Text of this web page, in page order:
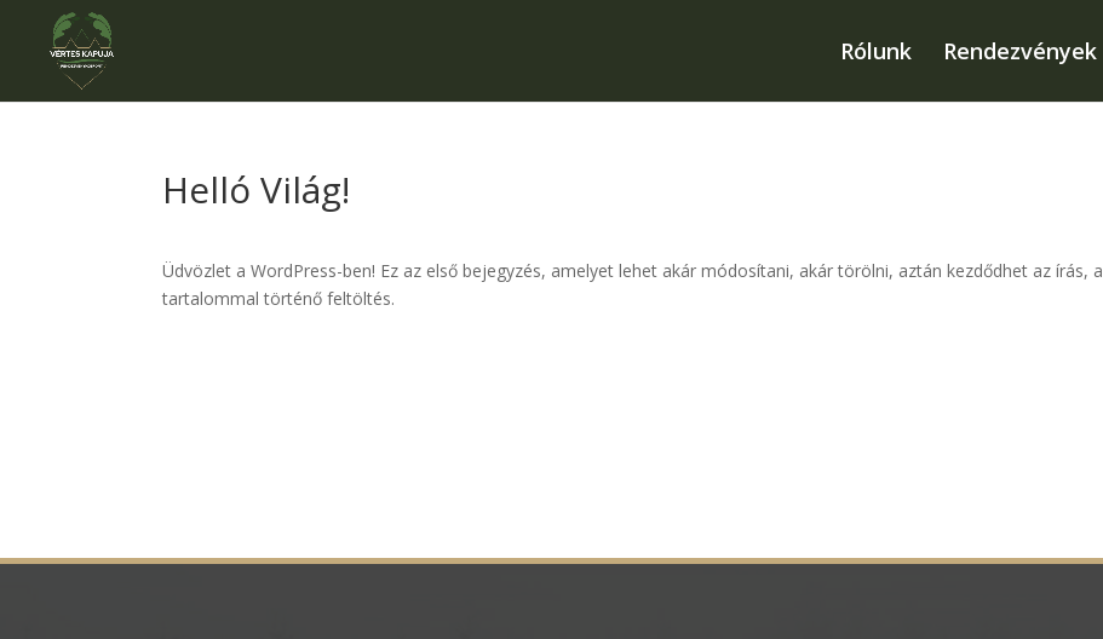
Rólunk Rendezvények
Helló Világ!
Üdvözlet a WordPress-ben! Ez az első bejegyzés, amelyet lehet akár módosítani, akár törölni, aztán kezdődhet az írás, a
tartalommal történő feltöltés.